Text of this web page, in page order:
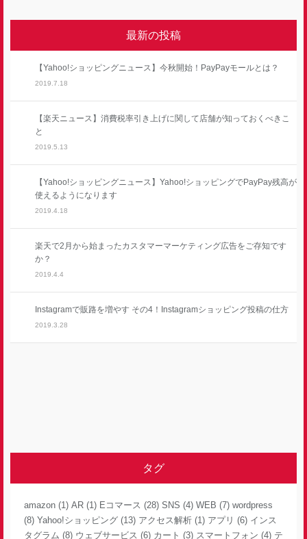
最新の投稿
【Yahoo!ショッピングニュース】今秋開始！PayPayモールとは？
2019.7.18
【楽天ニュース】消費税率引き上げに関して店舗が知っておくべきこ
と
2019.5.13
【Yahoo!ショッピングニュース】Yahoo!ショッピングでPayPay残高が
使えるようになります
2019.4.18
楽天で2月から始まったカスタマーマーケティング広告をご存知です
か？
2019.4.4
Instagramで販路を増やす その4！Instagramショッピング投稿の仕方
2019.3.28
タグ
amazon (1) AR (1) Eコマース (28) SNS (4) WEB (7) wordpress
(8) Yahoo!ショッピング (13) アクセス解析 (1) アプリ (6) インス
タグラム (8) ウェブサービス (6) カート (3) スマートフォン (4) テ